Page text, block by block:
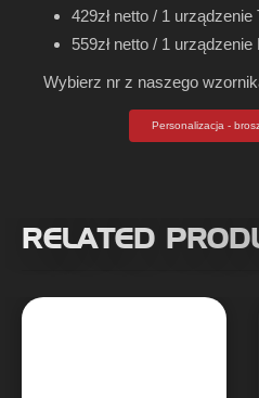
429zł netto / 1
559zł netto / 1
Wybierz nr z naszego
Personalizacja -
RELATED